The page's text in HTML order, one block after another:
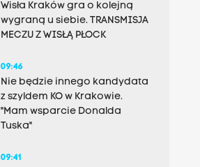
Wisła Kraków gra o kolejną
wygraną u siebie. TRANSMISJA
MECZU Z WISŁĄ PŁOCK
09:46
Nie będzie innego kandydata
z szyldem KO w Krakowie.
"Mam wsparcie Donalda
Tuska"
09:41